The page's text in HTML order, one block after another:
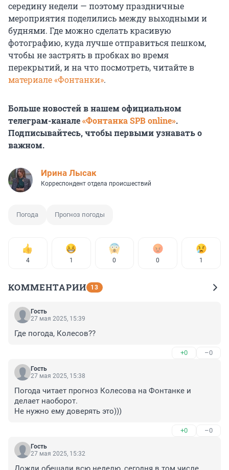
середину недели — поэтому праздничные
мероприятия поделились между выходными и
буднями. Где можно сделать красивую
фотографию, куда лучше отправиться пешком,
чтобы не застрять в пробках во время
перекрытий, и на что посмотреть, читайте в
материале «Фонтанки».
Больше новостей в нашем официальном
телеграм-канале«Фонтанка SPB online».
Подписывайтесь, чтобы первыми узнавать о
важном.
Ирина Лысак
Корреспондент отдела происшествий
Погода Прогноз погоды
4 1 0 0 1
КОММЕНТАРИИ 13
Гость
27 мая 2025, 15:39
Где погода, Колесов??
+0 –0
Гость
27 мая 2025, 15:38
Погода читает прогноз Колесова на Фонтанке и
делает наоборот.
Не нужно ему доверять это)))
+0 –0
Гость
27 мая 2025, 15:32